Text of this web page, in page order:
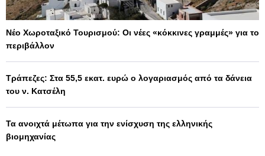
Νέο Χωροταξικό Τουρισμού: Οι νέες «κόκκινες γραμμές» για το
περιβάλλον
Τράπεζες: Στα 55,5 εκατ. ευρώ ο λογαριασμός από τα δάνεια
του ν. Κατσέλη
Τα ανοιχτά μέτωπα για την ενίσχυση της ελληνικής
βιομηχανίας